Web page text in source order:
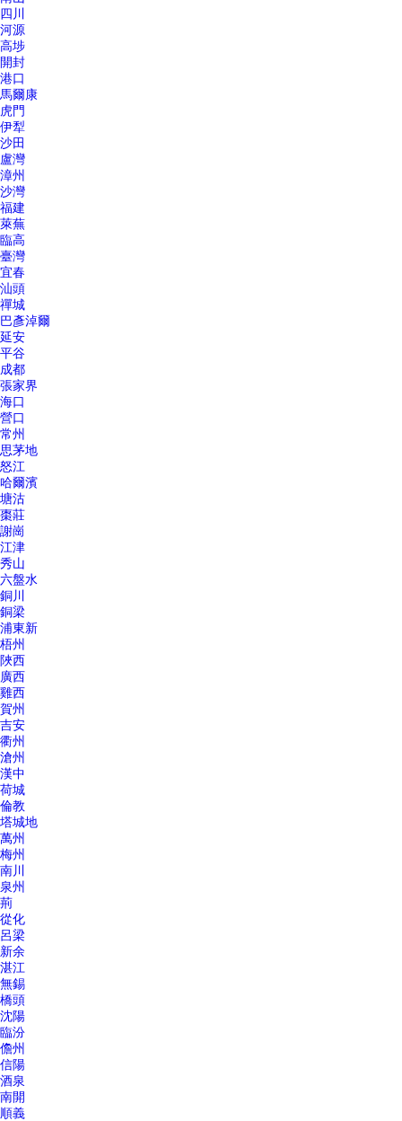
四川
河源
高埗
開封
港口
馬爾康
虎門
伊犁
沙田
盧灣
漳州
沙灣
福建
萊蕪
臨高
臺灣
宜春
汕頭
禪城
巴彥淖爾
延安
平谷
成都
張家界
海口
營口
常州
思茅地
怒江
哈爾濱
塘沽
棗莊
謝崗
江津
秀山
六盤水
銅川
銅梁
浦東新
梧州
陜西
廣西
雞西
賀州
吉安
衢州
滄州
漢中
荷城
倫教
塔城地
萬州
梅州
南川
泉州
荊
從化
呂梁
新余
湛江
無錫
橋頭
沈陽
臨汾
儋州
信陽
酒泉
南開
順義